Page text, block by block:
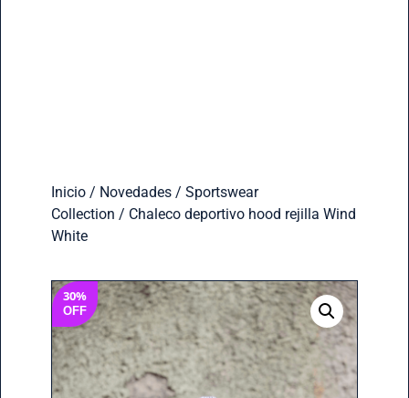
Inicio/ Novedades/ Sportswear
Collection / Chaleco deportivo hood rejilla Wind
White
30%
OFF